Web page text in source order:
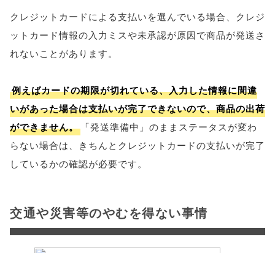
クレジットカードによる支払いを選んでいる場合、クレジ
ットカード情報の入力ミスや未承認が原因で商品が発送さ
れないことがあります。
例えばカードの期限が切れている、入力した情報に間違
いがあった場合は支払いが完了できないので、商品の出荷
ができません。 「発送準備中」のままステータスが変わ
らない場合は、きちんとクレジットカードの支払いが完了
しているかの確認が必要です。
交通や災害等のやむを得ない事情